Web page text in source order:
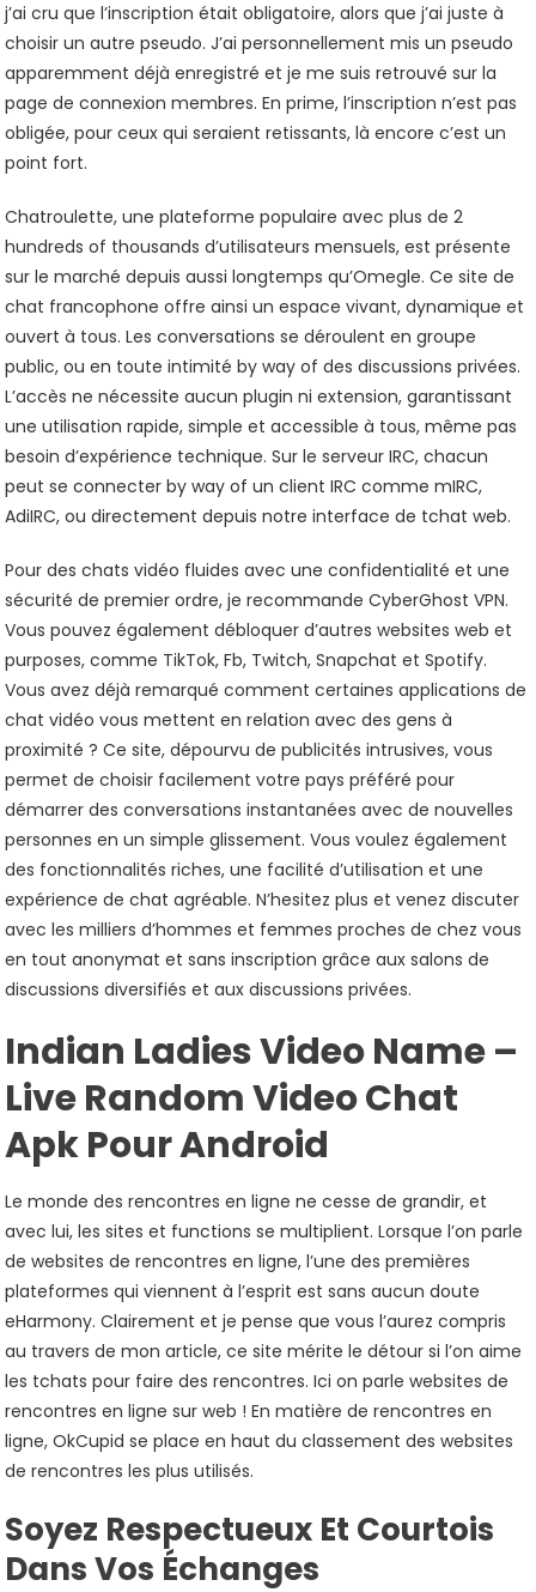
j’ai cru que l’inscription était obligatoire, alors que j’ai juste à
choisir un autre pseudo. J’ai personnellement mis un pseudo
apparemment déjà enregistré et je me suis retrouvé sur la
page de connexion membres. En prime, l’inscription n’est pas
obligée, pour ceux qui seraient retissants, là encore c’est un
point fort.
Chatroulette, une plateforme populaire avec plus de 2
hundreds of thousands d’utilisateurs mensuels, est présente
sur le marché depuis aussi longtemps qu’Omegle. Ce site de
chat francophone offre ainsi un espace vivant, dynamique et
ouvert à tous. Les conversations se déroulent en groupe
public, ou en toute intimité by way of des discussions privées.
L’accès ne nécessite aucun plugin ni extension, garantissant
une utilisation rapide, simple et accessible à tous, même pas
besoin d’expérience technique. Sur le serveur IRC, chacun
peut se connecter by way of un client IRC comme mIRC,
AdiIRC, ou directement depuis notre interface de tchat web.
Pour des chats vidéo fluides avec une confidentialité et une
sécurité de premier ordre, je recommande CyberGhost VPN.
Vous pouvez également débloquer d’autres websites web et
purposes, comme TikTok, Fb, Twitch, Snapchat et Spotify.
Vous avez déjà remarqué comment certaines applications de
chat vidéo vous mettent en relation avec des gens à
proximité ? Ce site, dépourvu de publicités intrusives, vous
permet de choisir facilement votre pays préféré pour
démarrer des conversations instantanées avec de nouvelles
personnes en un simple glissement. Vous voulez également
des fonctionnalités riches, une facilité d’utilisation et une
expérience de chat agréable. N’hesitez plus et venez discuter
avec les milliers d’hommes et femmes proches de chez vous
en tout anonymat et sans inscription grâce aux salons de
discussions diversifiés et aux discussions privées.
Indian Ladies Video Name –
Live Random Video Chat
Apk Pour Android
Le monde des rencontres en ligne ne cesse de grandir, et
avec lui, les sites et functions se multiplient. Lorsque l’on parle
de websites de rencontres en ligne, l’une des premières
plateformes qui viennent à l’esprit est sans aucun doute
eHarmony. Clairement et je pense que vous l’aurez compris
au travers de mon article, ce site mérite le détour si l’on aime
les tchats pour faire des rencontres. Ici on parle websites de
rencontres en ligne sur web ! En matière de rencontres en
ligne, OkCupid se place en haut du classement des websites
de rencontres les plus utilisés.
Soyez Respectueux Et Courtois
Dans Vos Échanges